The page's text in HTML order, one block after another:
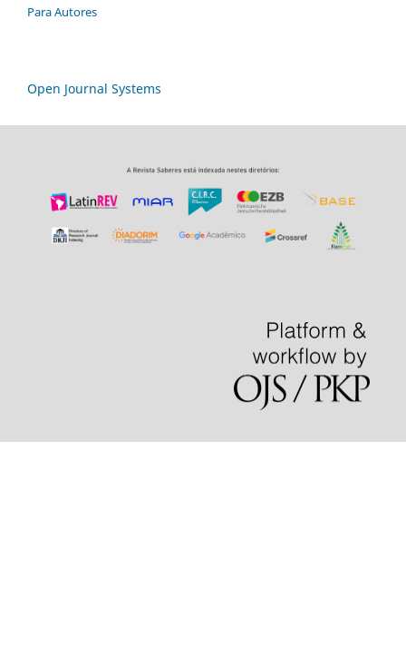
Para Autores
Open Journal Systems